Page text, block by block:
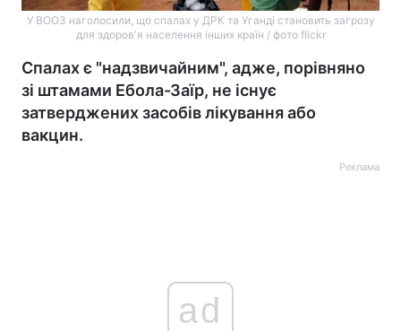
У ВООЗ наголосили, що спалах у ДРК та Уганді становить загрозу
для здоровʼя населення інших країн / фото flickr
Спалах є "надзвичайним", адже, порівняно
зі штамами Ебола-Заїр, не існує
затверджених засобів лікування або
вакцин.
Реклама
ad